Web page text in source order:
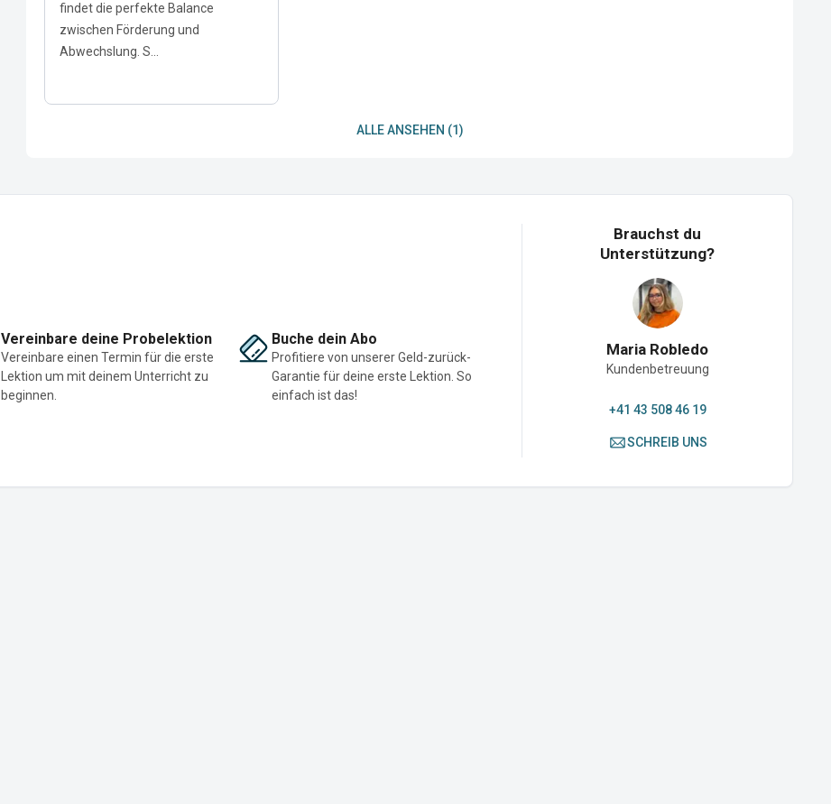
findet die perfekte Balance
zwischen Förderung und
Abwechslung. S...
ALLE ANSEHEN (1)
Vereinbare deine Probelektion
Vereinbare einen Termin für die erste
Lektion um mit deinem Unterricht zu
beginnen.
Buche dein Abo
Profitiere von unserer Geld-zurück-
Garantie für deine erste Lektion. So
einfach ist das!
Brauchst du
Unterstützung?
Maria Robledo
Kundenbetreuung
+41 43 508 46 19
SCHREIB UNS